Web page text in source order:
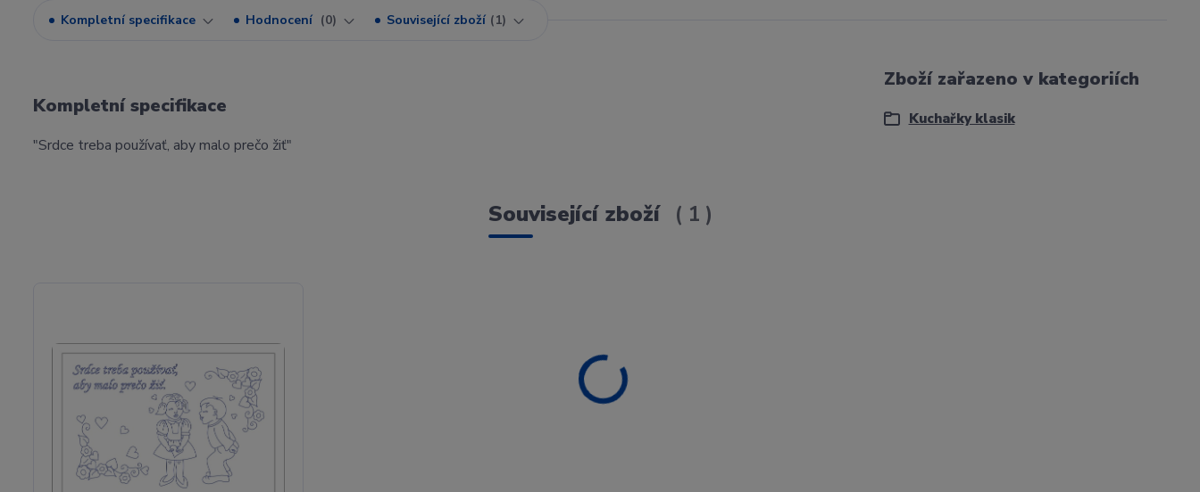
Kompletní specifikace Hodnocení 0 Související zboží 1
Kompletní specifikace
"Srdce treba používať, aby malo prečo žiť"
Zboží zařazeno v kategoriích
Kuchařky klasik
Související zboží 1